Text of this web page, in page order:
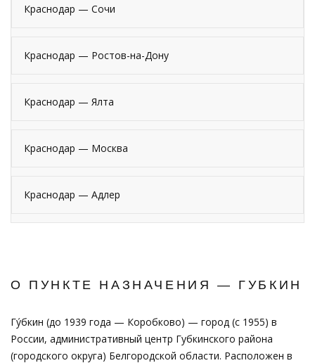
Краснодар — Сочи
Краснодар — Ростов-на-Дону
Краснодар — Ялта
Краснодар — Москва
Краснодар — Адлер
О ПУНКТЕ НАЗНАЧЕНИЯ — ГУБКИН
Гу́бкин (до 1939 года — Коробково) — город (с 1955) в
России, административный центр Губкинского района
(городского округа) Белгородской области. Расположен в